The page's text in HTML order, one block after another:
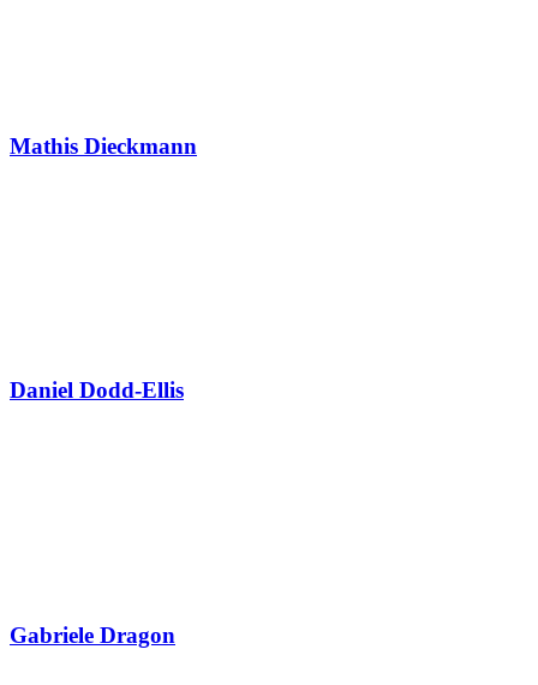
Mathis Dieckmann
Daniel Dodd-Ellis
Gabriele Dragon